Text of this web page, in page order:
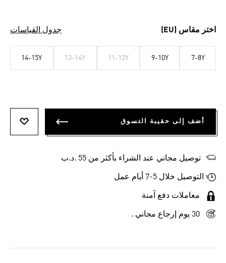
اختر مقاس (EU) جدول القياسات
7-8Y
9-10Y
11-12Y
13-14Y
14-15Y
أضف إلى حقيبة التسوق
توصيل مجاني عند الشراء بأكثر من 55 .د.ب‎
التوصيل خلال 5-7 أيام عمل
معاملات دفع آمنة